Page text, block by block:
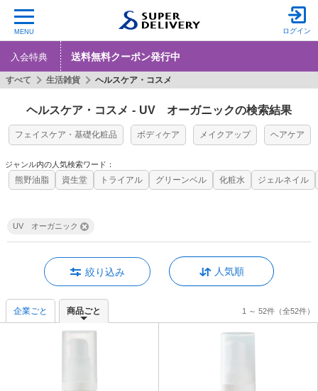
MENU ログイン
入会特典 送料無料クーポン発行中
ヘルスケア・コスメ - UV オーガニックの検索結果
フェイスケア・基礎化粧品 ボディケア メイクアップ ヘアケア
すべて 生活雑貨 ヘルスケア・コスメ
ジャンル内の人気検索ワード：
熊野油脂 資生堂 トライアル グリーンベル 化粧水 ジェルネイル
UV オーガニック
絞り込み 人気順
企業ごと 商品ごと 1 ～ 52件（全52件）